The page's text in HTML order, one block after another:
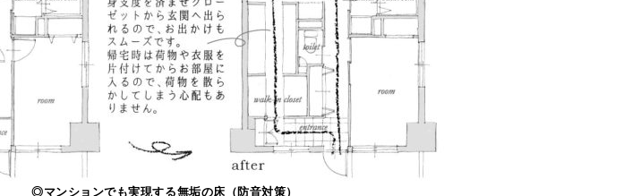
◎マンションでも実現する無垢の床（防音対策）